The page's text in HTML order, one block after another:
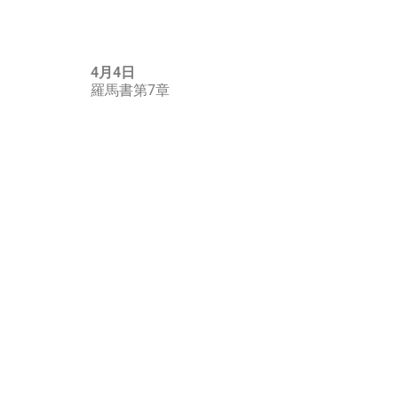
4月4日
羅馬書第7章